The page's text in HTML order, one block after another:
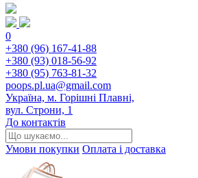
0
+380 (96) 167-41-88
+380 (93) 018-56-92
+380 (95) 763-81-32
poops.pl.ua@gmail.com
Україна, м. Горішні Плавні,
вул. Строни, 1
До контактів
Умови покупки Оплата і доставка